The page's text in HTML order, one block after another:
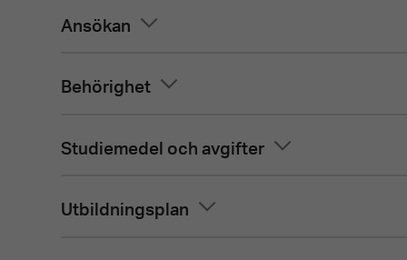
Ansökan
Behörighet
Studiemedel och avgifter
Utbildningsplan